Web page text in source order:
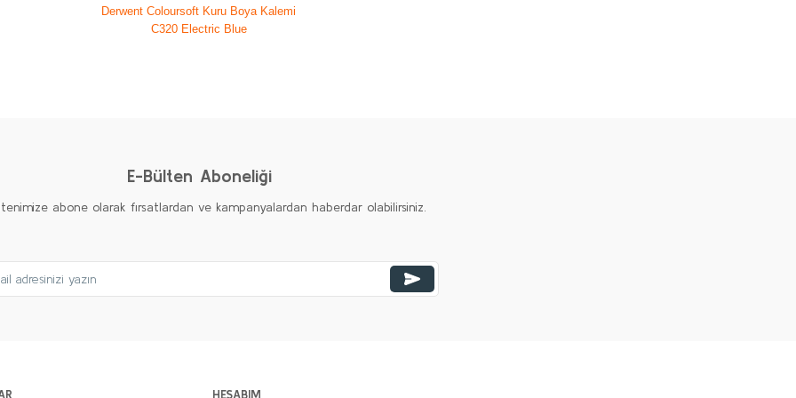
Derwent Coloursoft Kuru Boya Kalemi
C320 Electric Blue
E-Bülten Aboneliği
abone olarak fırsatlardan ve kampanyalardan haberdar olabilirsiniz.
HESABIM